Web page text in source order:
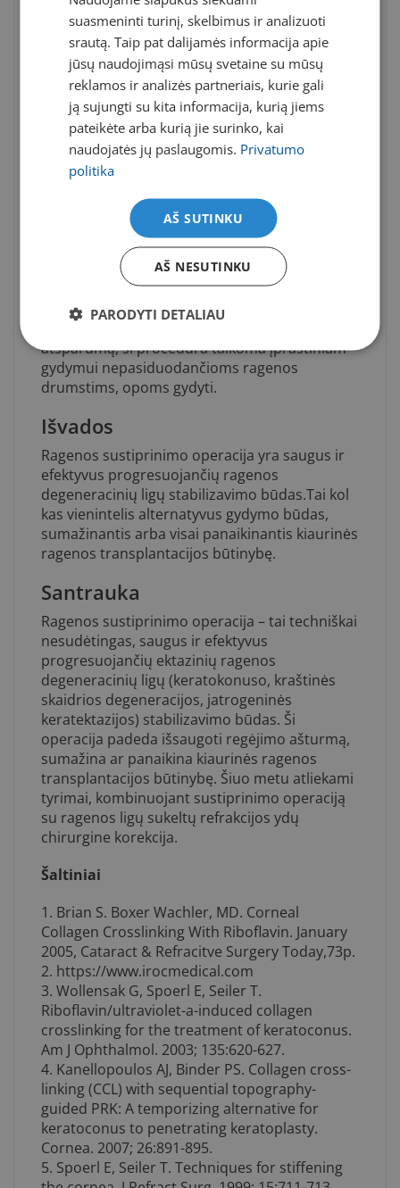
operacijos rega pagerėja trim – keturiom
eilutėm. Lietuvoje ši operacija pradėta taikyti
prieš metus UAB Lirema Akių ligų klinikoje,
Vilniuje.
Tolesni tyrimai
Įgyjant vis daugiau patirties taikant CXL
klinikinėje praktikoje, ši operacija pradedama
kombinuoti su ragenos ektazinių ligų sukeltų
vienmomentė astigmatizmo korekcija
eksimeriniu lazeriu ir CXL, astigmatizmo
korekcija ragenos implantais (Intacts, Ferrara
rings) ir CXL. Taip pat, remiantis tuo, kad UVA
spinduliai suardo mikrobų DNR, laisvieji
radikalai suardo mikrobų ląstelių sieneles,
atsparumą, ši procedūra taikoma įprastiniam
gydymui nepasiduodančioms ragenos
drumstims, opoms gydyti.
Išvados
Ragenos sustiprinimo operacija yra saugus ir
efektyvus progresuojančių ragenos
degeneracinių ligų stabilizavimo būdas.Tai kol
kas vienintelis alternatyvus gydymo būdas,
sumažinantis arba visai panaikinantis kiaurinės
ragenos transplantacijos būtinybę.
Santrauka
Ragenos sustiprinimo operacija – tai techniškai
nesudėtingas, saugus ir efektyvus
progresuojančių ektazinių ragenos
degeneracinių ligų (keratokonuso, kraštinės
skaidrios degeneracijos, jatrogeninės
keratektazijos) stabilizavimo būdas. Ši
operacija padeda išsaugoti regėjimo ašturmą,
sumažina ar panaikina kiaurinės ragenos
transplantacijos būtinybę. Šiuo metu atliekami
tyrimai, kombinuojant sustiprinimo operaciją
su ragenos ligų sukeltų refrakcijos ydų
chirurgine korekcija.
Šaltiniai
1. Brian S. Boxer Wachler, MD. Corneal
Collagen Crosslinking With Riboflavin. January
2005, Cataract & Refracitve Surgery Today,73p.
2. https://www.irocmedical.com
3. Wollensak G, Spoerl E, Seiler T.
Riboflavin/ultraviolet-a-induced collagen
crosslinking for the treatment of keratoconus.
Am J Ophthalmol. 2003; 135:620-627.
4. Kanellopoulos AJ, Binder PS. Collagen cross-
linking (CCL) with sequential topography-
guided PRK: A temporizing alternative for
keratoconus to penetrating keratoplasty.
Cornea. 2007; 26:891-895.
5. Spoerl E, Seiler T. Techniques for stiffening
suasmeninti turinį, skelbimus ir analizuoti
srautą. Taip pat dalijamės informacija apie
jūsų naudojimąsi mūsų svetaine su mūsų
reklamos ir analizės partneriais, kurie gali
ją sujungti su kita informacija, kurią jiems
pateikėte arba kurią jie surinko, kai
naudojatės jų paslaugomis. Privatumo
politika
AŠ SUTINKU
AŠ NESUTINKU
PARODYTI DETALIAU